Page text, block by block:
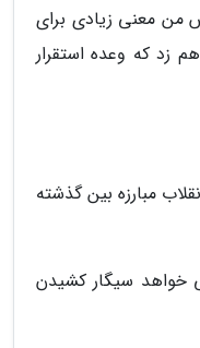
من معنی زیادی برای
زد که وعده استقرار
مبارزه بین گذشته
می خواهد سیگار کشیدن